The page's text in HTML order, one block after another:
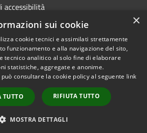
accessibilità
Copyright © 2026 • Comune di
Melegnano • Powered by
Municipium•
Accesso
redazione
×
sui cookie
cookie tecnici e assimilati strettamente
funzionamento e alla navigazione del sito,
tecnico analitico al solo fine di elaborare
statistiche, aggregate e anonime.
consultare la cookie policy al seguente link
TUTTO RIFIUTA TUTTO
MOSTRA DETTAGLI